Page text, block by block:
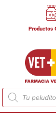
Productos